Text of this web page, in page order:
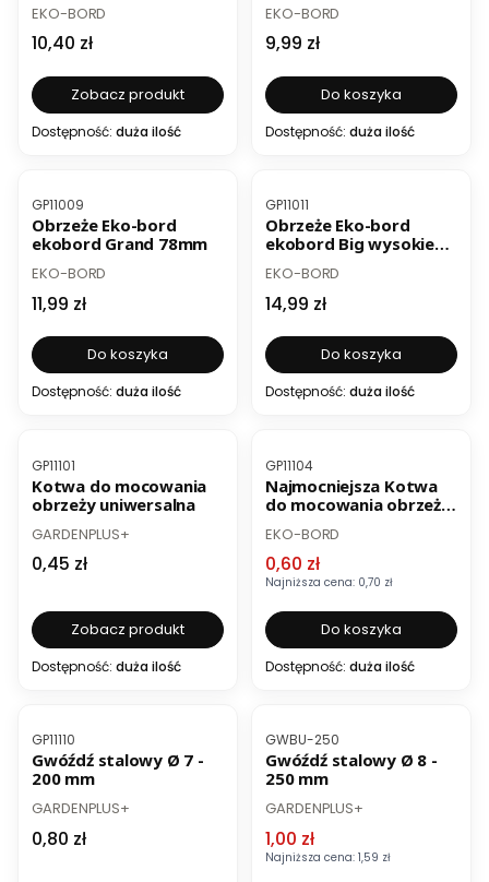
PRODUCENT
EKO-BORD
Cena
10,40 zł
Zobacz produkt
Dostępność: duża ilość
PRODUCENT
EKO-BORD
Cena
9,99 zł
Do koszyka
Dostępność: duża ilość
Kod produktu
GP11009
Obrzeże Eko-bord
ekobord Grand 78mm
PRODUCENT
EKO-BORD
Cena
11,99 zł
Do koszyka
Dostępność: duża ilość
Kod produktu
GP11011
Obrzeże Eko-bord
ekobord Big wysokie
PRODUCENT
EKO-BORD
Cena
14,99 zł
Do koszyka
Dostępność: duża ilość
Kod produktu
GP11101
Kotwa do mocowania
obrzeży uniwersalna
PRODUCENT
GARDENPLUS+
Cena
0,45 zł
Zobacz produkt
Dostępność: duża ilość
Kod produktu
GP11104
Najmocniejsza Kotwa
do mocowania obrzeży
PRODUCENT
EKO-BORD
Cena promocyjna
0,60 zł
Najniższa cena: 0,70 zł
Do koszyka
Dostępność: duża ilość
Kod produktu
GP11110
Gwóźdź stalowy Ø 7 -
200 mm
PRODUCENT
GARDENPLUS+
Cena
0,80 zł
Kod produktu
GWBU-250
Gwóźdź stalowy Ø 8 -
250 mm
PRODUCENT
GARDENPLUS+
Cena promocyjna
1,00 zł
Najniższa cena: 1,59 zł